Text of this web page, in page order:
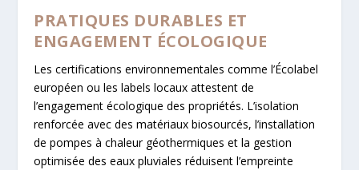
PRATIQUES DURABLES ET
ENGAGEMENT ÉCOLOGIQUE
Les certifications environnementales comme l’Écolabel
européen ou les labels locaux attestent de
l’engagement écologique des propriétés. L’isolation
renforcée avec des matériaux biosourcés, l’installation
de pompes à chaleur géothermiques et la gestion
optimisée des eaux pluviales réduisent l’empreinte